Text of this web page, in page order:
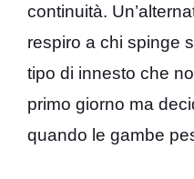
continuità.
respiro a chi spinge
tipo di innesto che
primo giorno ma
quando le gambe